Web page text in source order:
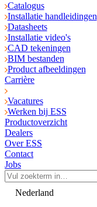
Catalogus
Installatie handleidingen
Datasheets
Installatie video's
CAD tekeningen
BIM bestanden
Product afbeeldingen
Carrière
Vacatures
Werken bij ESS
Productoverzicht
Dealers
Over ESS
Contact
Jobs
Nederland